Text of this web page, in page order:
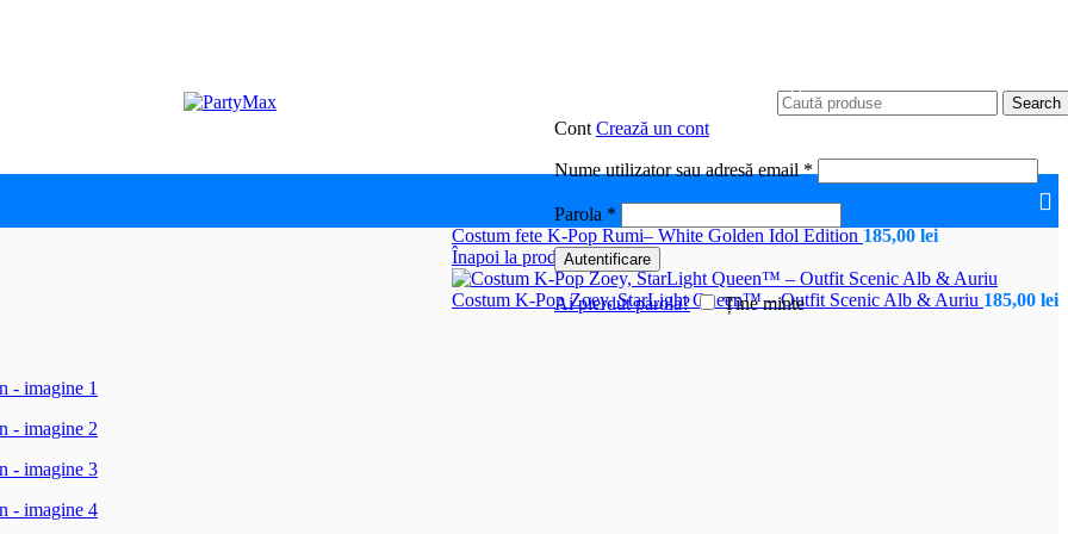
Search
Cont Crează un cont
Nume utilizator sau adresă email*
Parola *
Autentificare
Ai pierdut parola? Ține minte
Costum fete K-Pop Rumi– White Golden Idol Edition 185,00 lei
Înapoi la produse
Costum K-Pop Zoey, StarLight Queen™ – Outfit Scenic Alb & Auriu 185,00 lei